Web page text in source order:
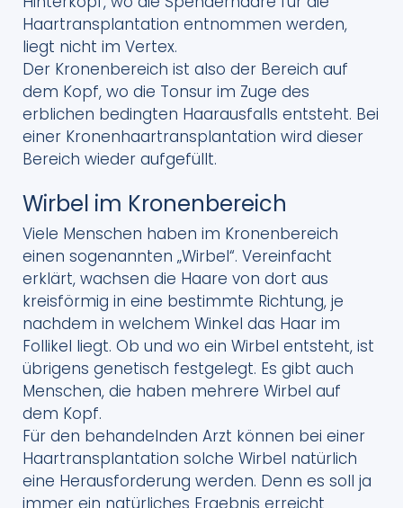
Haartransplantation entnommen werden,
liegt nicht im Vertex.
Der Kronenbereich ist also der Bereich auf
dem Kopf, wo die Tonsur im Zuge des
erblichen bedingten Haarausfalls entsteht. Bei
einer Kronenhaartransplantation wird dieser
Bereich wieder aufgefüllt.
Wirbel im Kronenbereich
Viele Menschen haben im Kronenbereich
einen sogenannten „Wirbel“. Vereinfacht
erklärt, wachsen die Haare von dort aus
kreisförmig in eine bestimmte Richtung, je
nachdem in welchem Winkel das Haar im
Follikel liegt. Ob und wo ein Wirbel entsteht, ist
übrigens genetisch festgelegt. Es gibt auch
Menschen, die haben mehrere Wirbel auf
dem Kopf.
Für den behandelnden Arzt können bei einer
Haartransplantation solche Wirbel natürlich
eine Herausforderung werden. Denn es soll ja
immer ein natürliches Ergebnis erreicht